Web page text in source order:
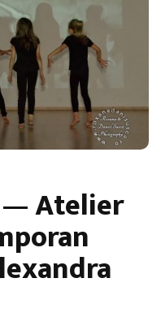
— Atelier